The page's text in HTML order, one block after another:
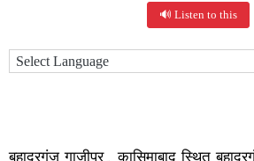
🔊 Listen to this
बहादुरगंज गाज़ीपुर۔ कासिमाबाद स्थित बहादुरगंज नगर क्षेत्र में श्री श्री